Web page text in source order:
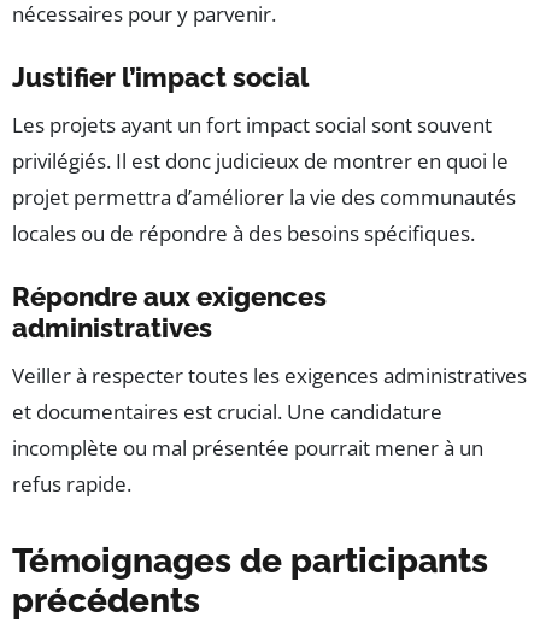
nécessaires pour y parvenir.
Justifier l’impact social
Les projets ayant un fort impact social sont souvent
privilégiés. Il est donc judicieux de montrer en quoi le
projet permettra d’améliorer la vie des communautés
locales ou de répondre à des besoins spécifiques.
Répondre aux exigences
administratives
Veiller à respecter toutes les exigences administratives
et documentaires est crucial. Une candidature
incomplète ou mal présentée pourrait mener à un
refus rapide.
Témoignages de participants
précédents